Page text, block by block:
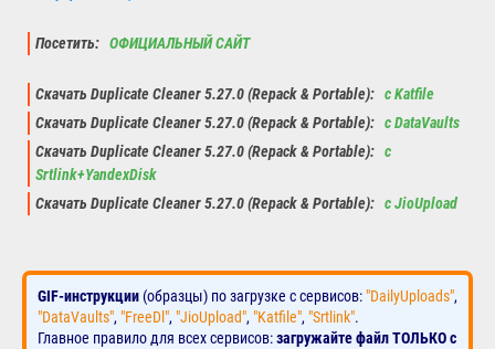
Посетить: ОФИЦИАЛЬНЫЙ САЙТ
Скачать Duplicate Cleaner 5.27.0 (Repack & Portable): с Katfile
Скачать Duplicate Cleaner 5.27.0 (Repack & Portable): с DataVaults
Скачать Duplicate Cleaner 5.27.0 (Repack & Portable): с
Srtlink+YandexDisk
Скачать Duplicate Cleaner 5.27.0 (Repack & Portable): с JioUpload
GIF-инструкции (образцы) по загрузке с сервисов: "DailyUploads",
"DataVaults", "FreeDl", "JioUpload", "Katfile", "Srtlink".
Главное правило для всех сервисов:загружайте файл ТОЛЬКО с